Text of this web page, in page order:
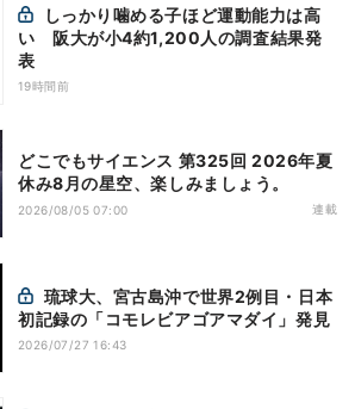
い 阪大が小4約1,200人の調査結果発
表
19時間前
どこでもサイエンス 第325回 2026年夏
休み8月の星空、楽しみましょう。
2026/08/05 07:00 連載
初記録の「コモレビアゴアマダイ」発見
2026/07/27 16:43